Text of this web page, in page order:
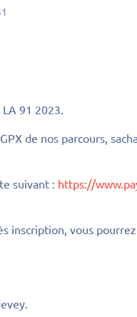
91 2023.
de nos parcours,
suivant : https://
inscription, vous